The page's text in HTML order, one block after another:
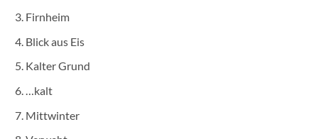
Firnheim
Blick aus Eis
Kalter Grund
…kalt
Mittwinter